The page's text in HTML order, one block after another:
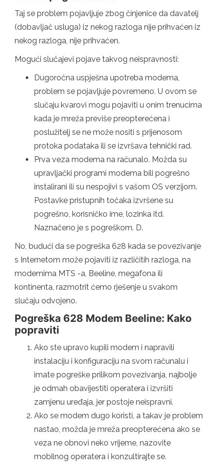
Taj se problem pojavljuje zbog činjenice da davatelj
(dobavljač usluga) iz nekog razloga nije prihvaćen iz
nekog razloga, nije prihvaćen.
Mogući slučajevi pojave takvog neispravnosti:
Dugoročna uspješna upotreba modema,
problem se pojavljuje povremeno. U ovom se
slučaju kvarovi mogu pojaviti u onim trenucima
kada je mreža previše preopterećena i
poslužitelj se ne može nositi s prijenosom
protoka podataka ili se izvršava tehnički rad.
Prva veza modema na računalo. Možda su
upravljački programi modema bili pogrešno
instalirani ili su nespojivi s vašom OS verzijom.
Postavke pristupnih točaka izvršene su
pogrešno, korisničko ime, lozinka itd.
Naznačeno je s pogreškom. D.
No, budući da se pogreška 628 kada se povezivanje
s Internetom može pojaviti iz različitih razloga, na
modemima MTS -a, Beeline, megafona ili
kontinenta, razmotrit ćemo rješenje u svakom
slučaju odvojeno.
Pogreška 628 Modem Beeline: Kako
popraviti
Ako ste upravo kupili modem i napravili
instalaciju i konfiguraciju na svom računalu i
imate pogreške prilikom povezivanja, najbolje
je odmah obavijestiti operatera i izvršiti
zamjenu uređaja, jer postoje neispravni.
Ako se modem dugo koristi, a takav je problem
nastao, možda je mreža preopterećena ako se
veza ne obnovi neko vrijeme, nazovite
mobilnog operatera i konzultirajte se.